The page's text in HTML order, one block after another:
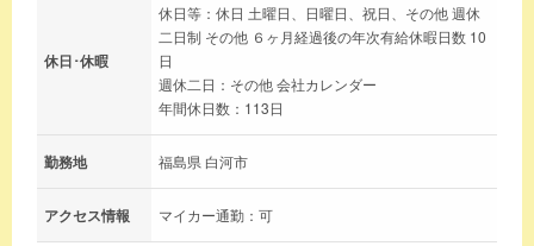
休日･休暇
休日等：休日 土曜日、日曜日、祝日、その他 週休
二日制 その他 ６ヶ月経過後の年次有給休暇日数 10
日
週休二日：その他 会社カレンダー
年間休日数：113日
勤務地 福島県 白河市
アクセス情報 マイカー通勤：可